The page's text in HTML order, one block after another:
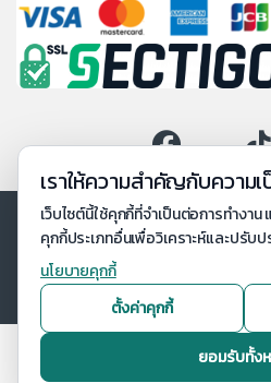
เราให้ความสำคัญกับควา
เว็บไซต์นี้ใช้คุกกี้ที่จำเป็นต่อการทำงา
คุกกี้ประเภทอื่นเพื่อวิเคราะห์และปรับ
นโยบายคุกกี้
ตั้งค่าคุกกี้
ยอมรับทั้ง